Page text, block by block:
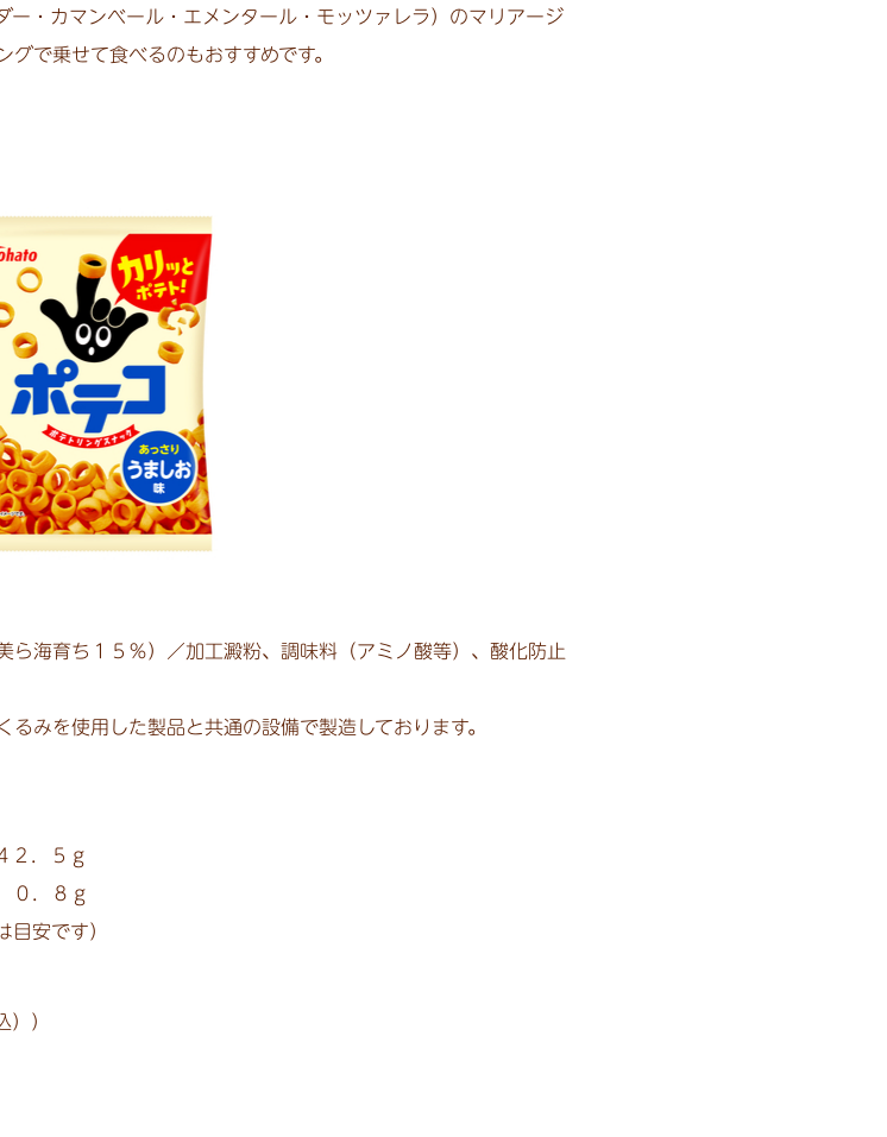
ー・カマンベール・エメンタール・モッツァレラ）のマリアージ
で乗せて食べるのもおすすめです。
ら海育ち１５％）／加工澱粉、調味料（アミノ酸等）、酸化防止
みを使用した製品と共通の設備で製造しております。
．５ｇ
．８ｇ
です）
））